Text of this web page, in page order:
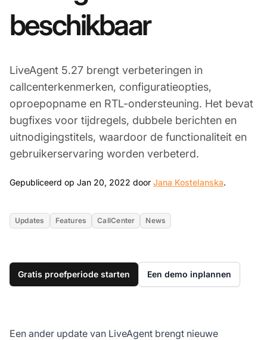
beschikbaar
LiveAgent 5.27 brengt verbeteringen in
callcenterkenmerken, configuratieopties,
oproepopname en RTL-ondersteuning. Het bevat
bugfixes voor tijdregels, dubbele berichten en
uitnodigingstitels, waardoor de functionaliteit en
gebruikerservaring worden verbeterd.
Gepubliceerd op Jan 20, 2022 door Jana Kostelanska.
Updates Features CallCenter News
Gratis proefperiode starten Een demo inplannen
Een ander update van LiveAgent brengt nieuwe